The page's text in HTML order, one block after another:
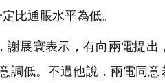
比通脹水平為低。
展寰表示，有向兩電提
調低。不過他說，兩電同